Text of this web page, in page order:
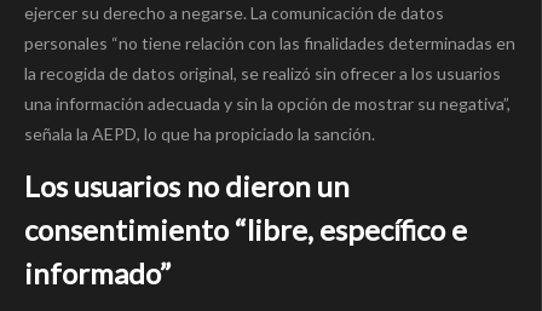
ejercer su derecho a negarse. La comunicación de datos
personales “no tiene relación con las finalidades determinadas en
la recogida de datos original, se realizó sin ofrecer a los usuarios
una información adecuada y sin la opción de mostrar su negativa”,
señala la AEPD, lo que ha propiciado la sanción.
Los usuarios no dieron un
consentimiento “libre, específico e
informado”